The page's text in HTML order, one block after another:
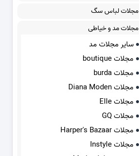
مجلات لباس سگ
مجلات مد و خیاطی
سایر مجلات مد
مجلات boutique
مجلات burda
مجلات Diana Moden
مجلات Elle
مجلات GQ
مجلات Harper's Bazaar
مجلات Instyle